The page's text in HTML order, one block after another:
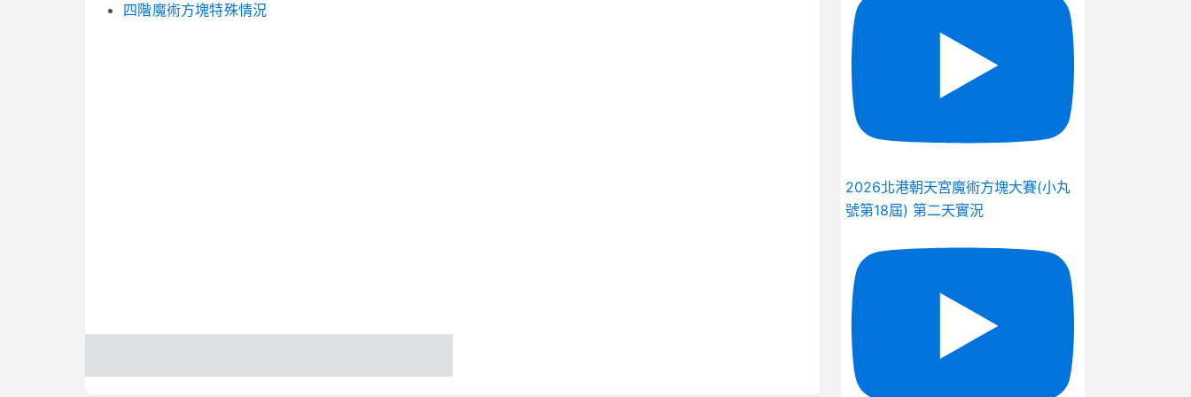
四階魔術方塊特殊情況
2026北港朝天宮魔術方塊大賽(小丸
號第18屆) 第二天實況